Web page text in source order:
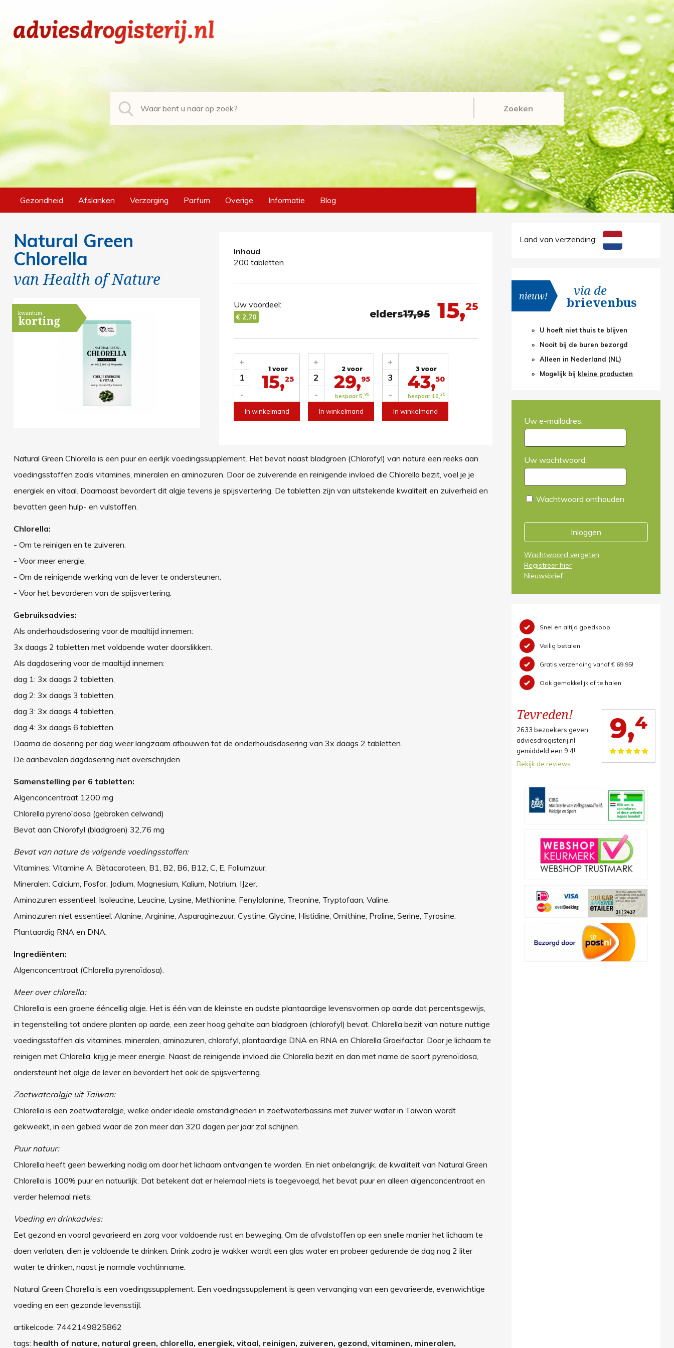
Zoeken
Gezondheid Afslanken Verzorging Parfum Overige Informatie Blog
Natural Green
Chlorella
vanHealth of Nature
kwantum
korting
Inhoud
200 tabletten
15,25
elders17,95
Uw voordeel:
€ 2,70
1
-
+
1 voor
15,25
In winkelmand
2
-
+
2 voor
29,95
bespaar 5, 95
In winkelmand
3
-
+
3 voor
43,50
bespaar 10,35
In winkelmand
Natural Green Chlorella is een puur en eerlijk voedingssupplement. Het bevat naast bladgroen (Chlorofyl) van nature een reeks aan
voedingsstoffen zoals vitamines, mineralen en aminozuren. Door de zuiverende en reinigende invloed die Chlorella bezit, voel je je
energiek en vitaal. Daarnaast bevordert dit algje tevens je spijsvertering. De tabletten zijn van uitstekende kwaliteit en zuiverheid en
bevatten geen hulp- en vulstoffen.
Chlorella:
- Om te reinigen en te zuiveren.
- Voor meer energie.
- Om de reinigende werking van de lever te ondersteunen.
- Voor het bevorderen van de spijsvertering.
Gebruiksadvies:
Als onderhoudsdosering voor de maaltijd innemen:
3x daags 2 tabletten met voldoende water doorslikken.
Als dagdosering voor de maaltijd innemen:
dag 1: 3x daags 2 tabletten,
dag 2: 3x daags 3 tabletten,
dag 3: 3x daags 4 tabletten,
dag 4: 3x daags 6 tabletten.
Daarna de dosering per dag weer langzaam afbouwen tot de onderhoudsdosering van 3x daags 2 tabletten.
De aanbevolen dagdosering niet overschrijden.
Samenstelling per 6 tabletten:
Algenconcentraat 1200 mg
Chlorella pyrenoïdosa (gebroken celwand)
Bevat aan Chlorofyl (bladgroen) 32,76 mg
Bevat van nature de volgende voedingsstoffen:
Vitamines: Vitamine A, Bètacaroteen, B1, B2, B6, B12, C, E, Foliumzuur.
Mineralen: Calcium, Fosfor, Jodium, Magnesium, Kalium, Natrium, IJzer.
Aminozuren essentieel: Isoleucine, Leucine, Lysine, Methionine, Fenylalanine, Treonine, Tryptofaan, Valine.
Aminozuren niet essentieel: Alanine, Arginine, Asparaginezuur, Cystine, Glycine, Histidine, Ornithine, Proline, Serine, Tyrosine.
Plantaardig RNA en DNA.
Ingrediënten:
Algenconcentraat (Chlorella pyrenoïdosa).
Meer over chlorella:
Chlorella is een groene ééncellig algje. Het is één van de kleinste en oudste plantaardige levensvormen op aarde dat percentsgewijs,
in tegenstelling tot andere planten op aarde, een zeer hoog gehalte aan bladgroen (chlorofyl) bevat. Chlorella bezit van nature nuttige
voedingsstoffen als vitamines, mineralen, aminozuren, chlorofyl, plantaardige DNA en RNA en Chlorella Groeifactor. Door je lichaam te
reinigen met Chlorella, krijg je meer energie. Naast de reinigende invloed die Chlorella bezit en dan met name de soort pyrenoïdosa,
ondersteunt het algje de lever en bevordert het ook de spijsvertering.
Zoetwateralgje uit Taiwan:
Chlorella is een zoetwateralgje, welke onder ideale omstandigheden in zoetwaterbassins met zuiver water in Taiwan wordt
gekweekt, in een gebied waar de zon meer dan 320 dagen per jaar zal schijnen.
Puur natuur:
Chlorella heeft geen bewerking nodig om door het lichaam ontvangen te worden. En niet onbelangrijk, de kwaliteit van Natural Green
Chlorella is 100% puur en natuurlijk. Dat betekent dat er helemaal niets is toegevoegd, het bevat puur en alleen algenconcentraat en
verder helemaal niets.
Voeding en drinkadvies:
Eet gezond en vooral gevarieerd en zorg voor voldoende rust en beweging. Om de afvalstoffen op een snelle manier het lichaam te
doen verlaten, dien je voldoende te drinken. Drink zodra je wakker wordt een glas water en probeer gedurende de dag nog 2 liter
water te drinken, naast je normale vochtinname.
Natural Green Chorella is een voedingssupplement. Een voedingssupplement is geen vervanging van een gevarieerde, evenwichtige
voeding en een gezonde levensstijl.
artikelcode: 7442149825862
tags: health of nature, natural green, chlorella, energiek, vitaal, reinigen, zuiveren, gezond, vitaminen, mineralen,
Land van verzending:
nieuw! via de
brievenbus
U hoeft niet thuis te blijven
Nooit bij de buren bezorgd
Alleen in Nederland (NL)
Mogelijk bij kleine producten
Uw e-mailadres:
Uw wachtwoord:
Wachtwoord onthouden
Inloggen
Wachtwoord vergeten
Registreer hier
Nieuwsbrief
Snel en altijd goedkoop
Veilig betalen
Gratis verzending vanaf € 69,95!
Ook gemakkelijk af te halen
Tevreden!
2633 bezoekers geven
adviesdrogisterij.nl
gemiddeld een 9.4!
Bekijk de reviews
9,4